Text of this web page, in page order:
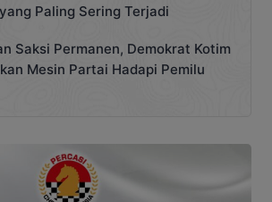
Paling Sering Terjadi
Saksi Permanen, Demokrat Kotim
Mesin Partai Hadapi Pemilu